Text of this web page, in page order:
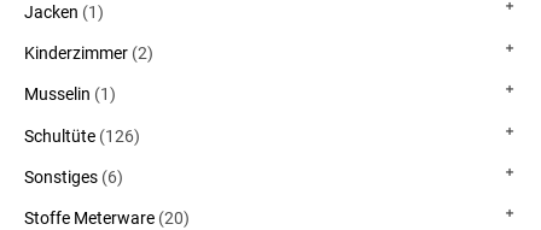
Jacken (1)
Kinderzimmer (2)
Musselin (1)
Schultüte (126)
Sonstiges (6)
Stoffe Meterware (20)